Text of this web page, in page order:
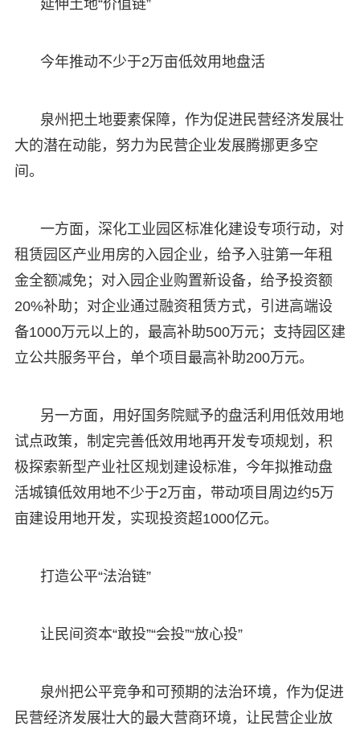
延伸土地“价值链”
今年推动不少于2万亩低效用地盘活
泉州把土地要素保障，作为促进民营经济发展壮
大的潜在动能，努力为民营企业发展腾挪更多空
间。
一方面，深化工业园区标准化建设专项行动，对
租赁园区产业用房的入园企业，给予入驻第一年租
金全额减免；对入园企业购置新设备，给予投资额
20%补助；对企业通过融资租赁方式，引进高端设
备1000万元以上的，最高补助500万元；支持园区建
立公共服务平台，单个项目最高补助200万元。
另一方面，用好国务院赋予的盘活利用低效用地
试点政策，制定完善低效用地再开发专项规划，积
极探索新型产业社区规划建设标准，今年拟推动盘
活城镇低效用地不少于2万亩，带动项目周边约5万
亩建设用地开发，实现投资超1000亿元。
打造公平“法治链”
让民间资本“敢投”“会投”“放心投”
泉州把公平竞争和可预期的法治环境，作为促进
民营经济发展壮大的最大营商环境，让民营企业放